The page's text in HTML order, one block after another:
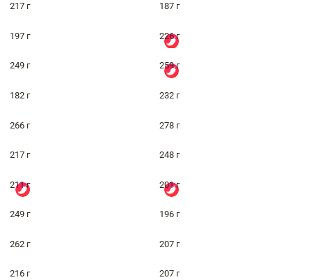
217 г 187 г
197 г 226 г
249 г 259 г
182 г 232 г
266 г 278 г
217 г 248 г
211 г 201 г
249 г 196 г
262 г 207 г
216 г 207 г